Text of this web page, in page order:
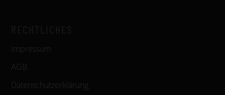
Impressum
AGB
Datenschutzerklärung